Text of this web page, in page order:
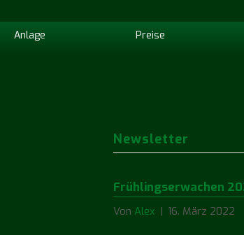
Anlage Preise
Newsletter
Frühlingserwachen
Von Alex | 16. März 2022